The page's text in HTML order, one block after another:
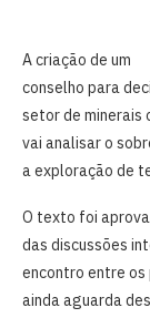
A criação de um
conselho para
setor de minerais
vai analisar o
a exploração de
O texto foi
das discussões
encontro entre os
ainda aguarda